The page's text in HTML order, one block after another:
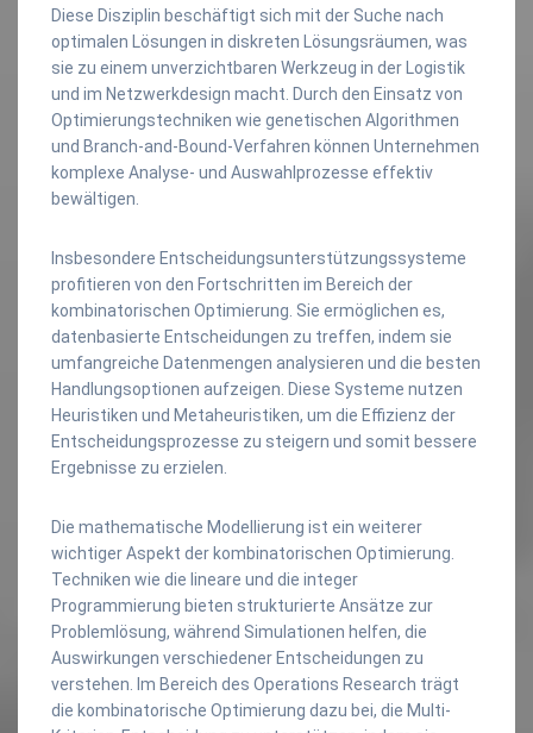
Diese Disziplin beschäftigt sich mit der Suche nach
optimalen Lösungen in diskreten Lösungsräumen, was
sie zu einem unverzichtbaren Werkzeug in der Logistik
und im Netzwerkdesign macht. Durch den Einsatz von
Optimierungstechniken wie genetischen Algorithmen
und Branch-and-Bound-Verfahren können Unternehmen
komplexe Analyse- und Auswahlprozesse effektiv
bewältigen.
Insbesondere Entscheidungsunterstützungssysteme
profitieren von den Fortschritten im Bereich der
kombinatorischen Optimierung. Sie ermöglichen es,
datenbasierte Entscheidungen zu treffen, indem sie
umfangreiche Datenmengen analysieren und die besten
Handlungsoptionen aufzeigen. Diese Systeme nutzen
Heuristiken und Metaheuristiken, um die Effizienz der
Entscheidungsprozesse zu steigern und somit bessere
Ergebnisse zu erzielen.
Die mathematische Modellierung ist ein weiterer
wichtiger Aspekt der kombinatorischen Optimierung.
Techniken wie die lineare und die integer
Programmierung bieten strukturierte Ansätze zur
Problemlösung, während Simulationen helfen, die
Auswirkungen verschiedener Entscheidungen zu
verstehen. Im Bereich des Operations Research trägt
die kombinatorische Optimierung dazu bei, die Multi-